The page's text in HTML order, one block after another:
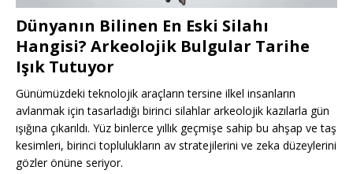
Dünyanın Bilinen En Eski Silahı
Hangisi? Arkeolojik Bulgular Tarihe
Işık Tutuyor
Günümüzdeki teknolojik araçların tersine ilkel insanların
avlanmak için tasarladığı birinci silahlar arkeolojik kazılarla gün
ışığına çıkarıldı. Yüz binlerce yıllık geçmişe sahip bu ahşap ve taş
kesimleri, birinci toplulukların av stratejilerini ve zeka düzeylerini
gözler önüne seriyor.